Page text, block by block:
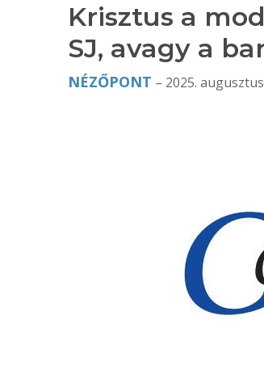
Krisztus a
SJ, avagy a
NÉZŐPONT – 2025.